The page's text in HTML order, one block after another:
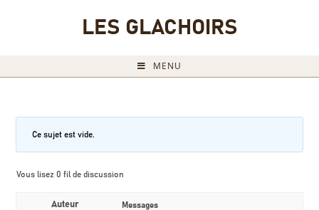
LES GLACHOIRS
MENU
Ce sujet est vide.
Vous lisez 0 fil de discussion
Auteur Messages